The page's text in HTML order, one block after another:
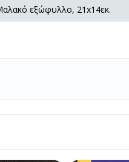
εξώφυλλο, 21x14εκ.